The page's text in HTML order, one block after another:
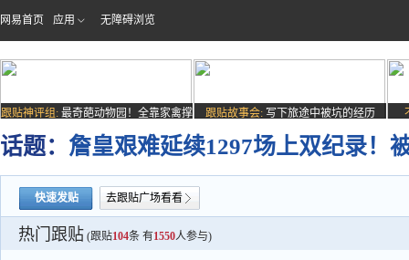
网易首页 应用 无障碍浏览
跟贴神评组: 最奇葩动物园！全靠家禽撑
场子
跟贴故事会: 写下旅途中被坑的经历
话题： 詹皇艰难延续1297场上双纪录！
快速发贴 去跟贴广场看看
热门跟贴 (跟贴104条 有1550人参与)